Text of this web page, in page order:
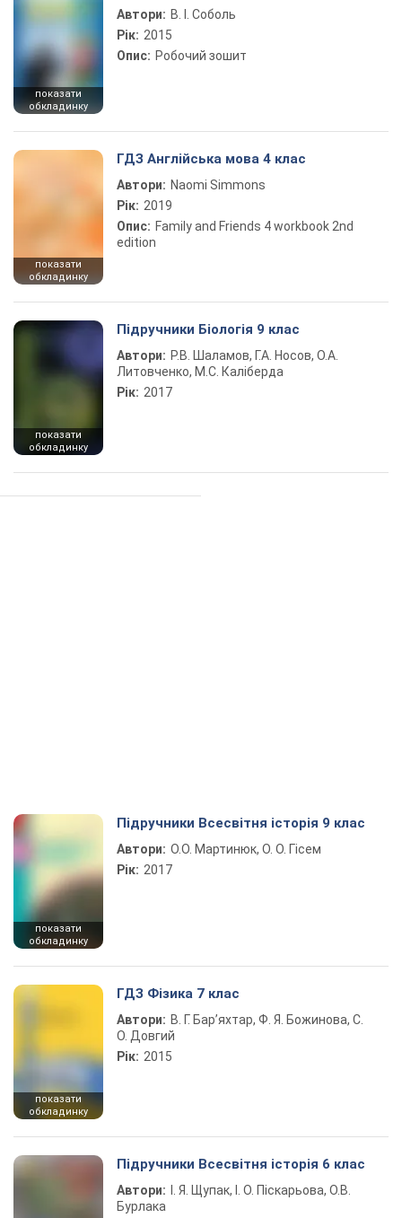
показати
обкладинку
Автори: В. І. Соболь
Рік: 2015
Опис: Робочий зошит
показати
обкладинку
ГДЗ Англійська мова 4 клас
Автори: Naomi Simmons
Рік: 2019
Опис: Family and Friends 4 workbook 2nd
edition
показати
обкладинку
Підручники Біологія 9 клас
Автори: Р.В. Шаламов, Г.А. Носов, О.А.
Литовченко, М.С. Каліберда
Рік: 2017
показати
обкладинку
Підручники Всесвітня історія 9 клас
Автори: О.О. Мартинюк, О. О. Гісем
Рік: 2017
показати
обкладинку
ГДЗ Фізика 7 клас
Автори: В. Г. Бар’яхтар, Ф. Я. Божинова, С.
О. Довгий
Рік: 2015
Підручники Всесвітня історія 6 клас
Автори: І. Я. Щупак, І. О. Піскарьова, О.В.
Бурлака